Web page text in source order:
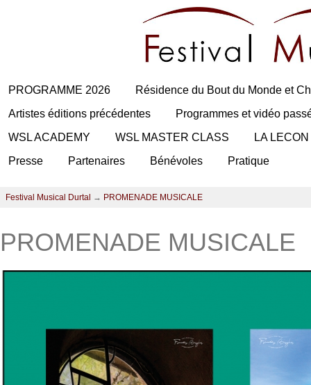
PROGRAMME 2026
Résidence du Bout du Monde et
Artistes éditions précédentes
Programmes et vidéo
WSL ACADEMY
WSL MASTER CLASS
LA
Presse
Partenaires Bénévoles Pratique
Festival Musical Durtal → PROMENADE MUSICALE
PROMENADE MUSICALE